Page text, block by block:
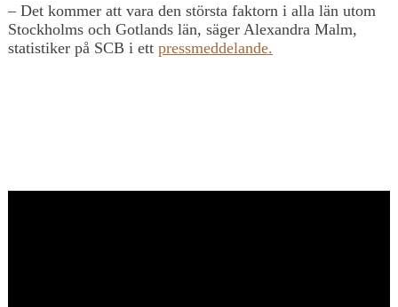
– Det kommer att vara den största faktorn i alla län utom
Stockholms och Gotlands län, säger Alexandra Malm,
statistiker på SCB i ett pressmeddelande.